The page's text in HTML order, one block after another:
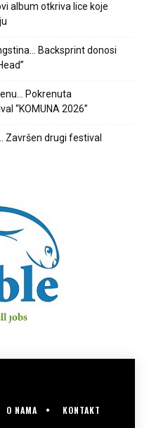
album otkriva lice koje
Backsprint donosi
Pokrenuta
“KOMUNA 2026”
Završen drugi festival
O NAMA KONTAKT